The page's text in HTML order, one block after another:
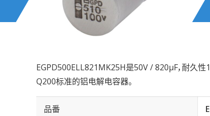
EGPD500ELL821MK25H是50V / 820µF，耐久
Q200标准的铝电解电容器。
品番